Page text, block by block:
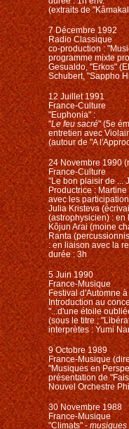
(extraits de
7 Décembre 1992
Radio Classique
co-production :
programme mixte
Gesualdo, "Erkos"
Schubert, "Sappho
12 Juillet 1991
France-Culture
"Euphonia" :
"Le feu sacré" (5e
entretien avec
(autour de "A
24 Novembre 1990
France-Culture
"Le bon plaisir de ...
Productrice : Martine
avec les
Julia Kristeva
(astrophysicien) : en
Kôjun Arai (moine
Ranta
: en liaison avec la
durée : 3h
5 Juin 1990
France-Musique
Festival d'Automne
Introduction au
"...d'une étoile
(sous le titre ;
interprètes : Yumi
9 Octobre 1989
France-Musique
"Musiques en
présentation de
Nouvel Orchestre
30 Novembre 1988
France-Musique
"Climats" -musiques